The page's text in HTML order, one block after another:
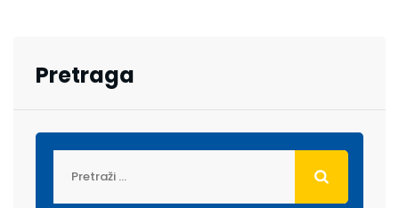
Pretraga